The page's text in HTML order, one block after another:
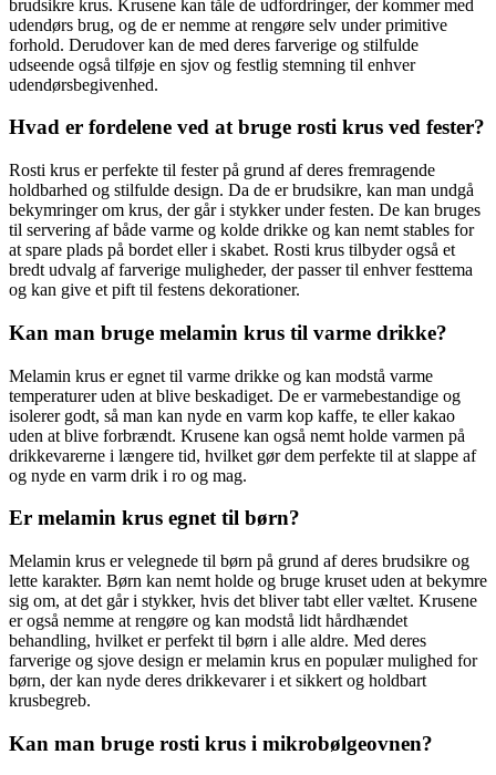
brudsikre krus. Krusene kan tåle de udfordringer, der kommer med
udendørs brug, og de er nemme at rengøre selv under primitive
forhold. Derudover kan de med deres farverige og stilfulde
udseende også tilføje en sjov og festlig stemning til enhver
udendørsbegivenhed.
Hvad er fordelene ved at bruge rosti krus ved fester?
Rosti krus er perfekte til fester på grund af deres fremragende
holdbarhed og stilfulde design. Da de er brudsikre, kan man undgå
bekymringer om krus, der går i stykker under festen. De kan bruges
til servering af både varme og kolde drikke og kan nemt stables for
at spare plads på bordet eller i skabet. Rosti krus tilbyder også et
bredt udvalg af farverige muligheder, der passer til enhver festtema
og kan give et pift til festens dekorationer.
Kan man bruge melamin krus til varme drikke?
Melamin krus er egnet til varme drikke og kan modstå varme
temperaturer uden at blive beskadiget. De er varmebestandige og
isolerer godt, så man kan nyde en varm kop kaffe, te eller kakao
uden at blive forbrændt. Krusene kan også nemt holde varmen på
drikkevarerne i længere tid, hvilket gør dem perfekte til at slappe af
og nyde en varm drik i ro og mag.
Er melamin krus egnet til børn?
Melamin krus er velegnede til børn på grund af deres brudsikre og
lette karakter. Børn kan nemt holde og bruge kruset uden at bekymre
sig om, at det går i stykker, hvis det bliver tabt eller væltet. Krusene
er også nemme at rengøre og kan modstå lidt hårdhændet
behandling, hvilket er perfekt til børn i alle aldre. Med deres
farverige og sjove design er melamin krus en populær mulighed for
børn, der kan nyde deres drikkevarer i et sikkert og holdbart
krusbegreb.
Kan man bruge rosti krus i mikrobølgeovnen?